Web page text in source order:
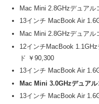
Mac Mini 2.8GHzデュアル
13インチ MacBook Air
Mac Mini 2.8GHzデュアル
12インチMacBook
ド ￥90,300
13インチ MacBook Air
Mac Mini 3.0GHzデュア
13インチ MacBook Air